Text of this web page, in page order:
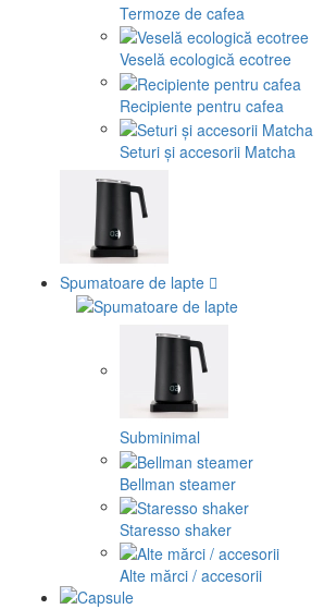
Termoze de cafea
Veselă ecologică ecotree
Recipiente pentru cafea
Seturi și accesorii Matcha
Spumatoare de lapte
Subminimal
Bellman steamer
Staresso shaker
Alte mărci / accesorii